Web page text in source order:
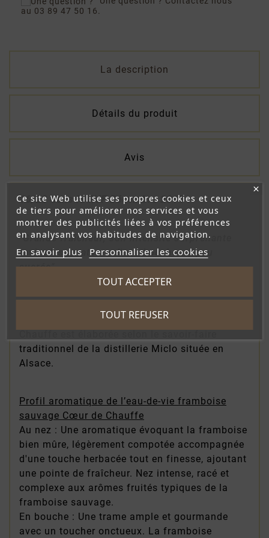
au 03 89 47 50 16.
La description
Détails du produit
Avis
16/20 dans la RVF Décembre 2015 :
"Grande fraîcheur, son intensité surprenante
ravira les amateurs d'une bouche un peu
sucrée"
L’eau-de-vie framboise sauvage Cœur de
traditionnel de la distillerie Miclo située en
Alsace.
Profil aromatique de l’eau-de-vie framboise
sauvage Cœur de Chauffe
Au nez : Une aromatique évoquant la framboise
bien mûre, légèrement compotée accompagnée
d'une touche herbacée tout en finesse, ajoutant
une pointe de fraîcheur. Nez intense, racé et
complexe aux arômes fruités typiques de la
framboise sauvage.
En bouche : Une trame ample et gourmande
avec un toucher onctueux. La framboise
Ce site Web utilise ses propres cookies et ceux
de tiers pour améliorer nos services et vous
montrer des publicités liées à vos préférences
en analysant vos habitudes de navigation.
En savoir plus Personnaliser les cookies
TOUT REFUSER
TOUT ACCEPTER